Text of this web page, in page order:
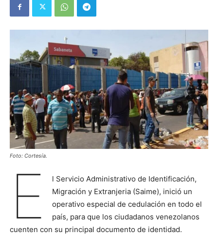
Foto: Cortesía.
E
l Servicio Administrativo de Identificación,
Migración y Extranjeria (Saime), inició un
operativo especial de cedulación en todo el
país, para que los ciudadanos venezolanos
cuenten con su principal documento de identidad.